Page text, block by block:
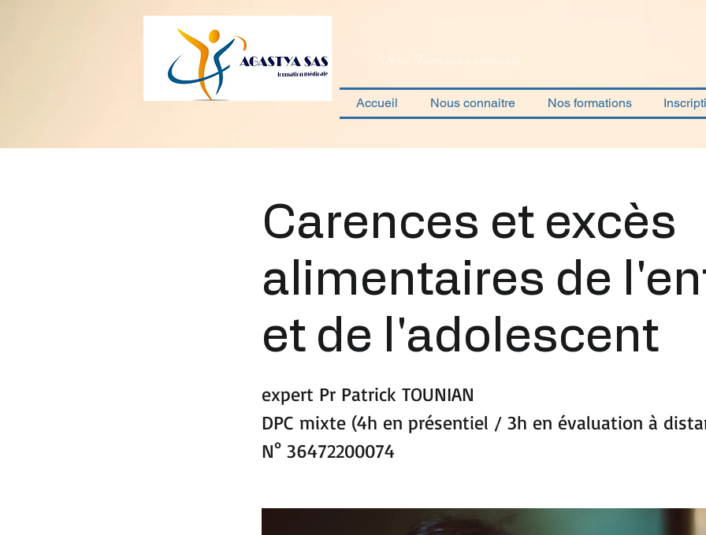
Votre Formation médicale
Accueil Nous connaitre Nos formations
Carences et excès
alimentaires de
et de l'adolescent
expert Pr Patrick TOUNIAN
DPC mixte (4h en présentiel / 3h en évaluation à
N° 36472200074